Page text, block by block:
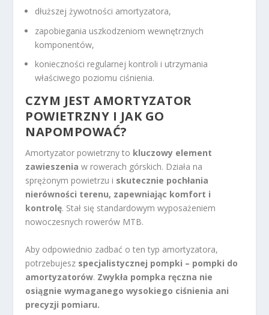
dłuższej żywotności amortyzatora,
zapobiegania uszkodzeniom wewnętrznych
komponentów,
konieczności regularnej kontroli i utrzymania
właściwego poziomu ciśnienia.
CZYM JEST AMORTYZATOR
POWIETRZNY I JAK GO
NAPOMPOWAĆ?
Amortyzator powietrzny to kluczowy element
zawieszenia w rowerach górskich. Działa na
sprężonym powietrzu i skutecznie pochłania
nierówności terenu, zapewniając komfort i
kontrolę. Stał się standardowym wyposażeniem
nowoczesnych rowerów MTB.
Aby odpowiednio zadbać o ten typ amortyzatora,
potrzebujesz specjalistycznej pompki – pompki do
amortyzatorów. Zwykła pompka ręczna nie
osiągnie wymaganego wysokiego ciśnienia ani
precyzji pomiaru.